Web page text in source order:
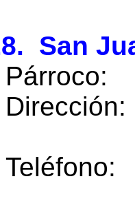
San
Párroco:
C.P.